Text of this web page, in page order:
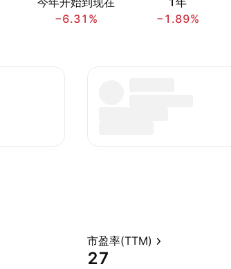
−6.31%
−1.89%
市盈率(TTM)
27